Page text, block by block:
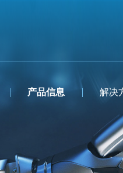
产品信息 解决